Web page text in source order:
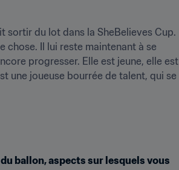
sortir du lot dans la SheBelieves Cup.
chose. Il lui reste maintenant à se
progresser. Elle est jeune, elle est
une joueuse bourrée de talent, qui se
ballon, aspects sur lesquels vous